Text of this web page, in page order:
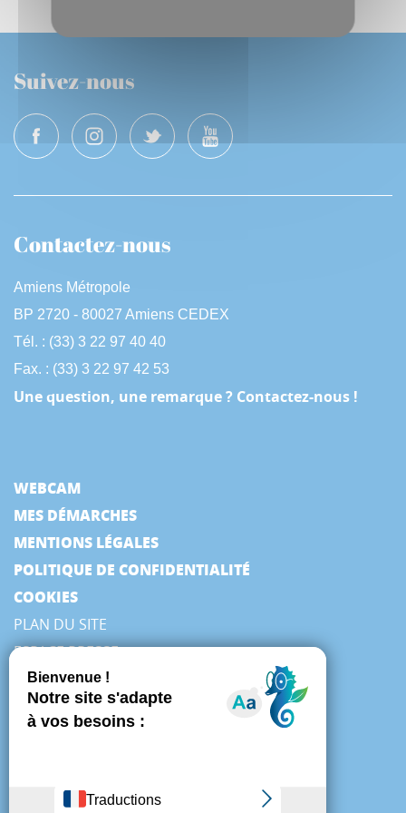
Suivez-nous
Contactez-nous
Amiens Métropole
BP 2720 - 80027 Amiens CEDEX
Tél. : (33) 3 22 97 40 40
Fax. : (33) 3 22 97 42 53
Une question, une remarque ? Contactez-nous !
WEBCAM
MES DÉMARCHES
MENTIONS LÉGALES
POLITIQUE DE CONFIDENTIALITÉ
COOKIES
PLAN DU SITE
ESPACE PRESSE